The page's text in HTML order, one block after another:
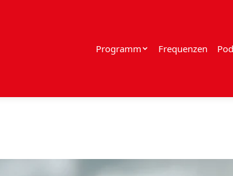
Programm Frequenzen